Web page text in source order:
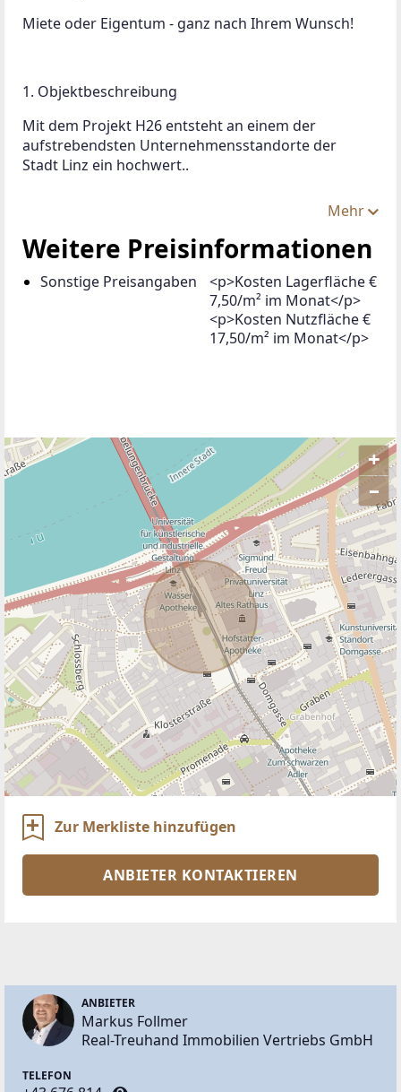
Miete oder Eigentum - ganz nach Ihrem Wunsch!
1. Objektbeschreibung
Mit dem Projekt H26 entsteht an einem der
aufstrebendsten Unternehmensstandorte der
Stadt Linz ein hochwert..
Mehr
Weitere Preisinformationen
Sonstige Preisangaben
<p>Kosten Lagerfläche €
7,50/m² im Monat</p>
<p>Kosten Nutzfläche €
17,50/m² im Monat</p>
+
–
ANBIETER KONTAKTIEREN
Zur Merkliste hinzufügen
ANBIETER KONTAKTIEREN
ANBIETER
Markus Follmer
Real-Treuhand Immobilien Vertriebs GmbH
TELEFON